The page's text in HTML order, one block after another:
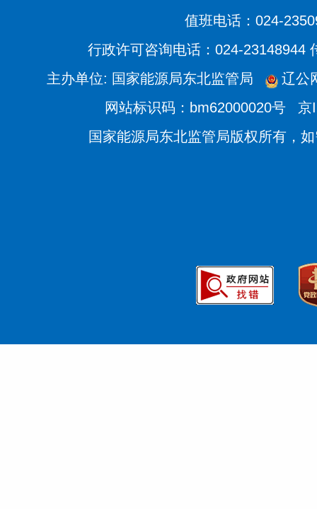
值班电话：024-
行政许可咨询电话：024-23148944
主办单位: 国家能源局东北监管局
辽公
网站标识码：bm62000020号
京
国家能源局东北监管局版权所有，